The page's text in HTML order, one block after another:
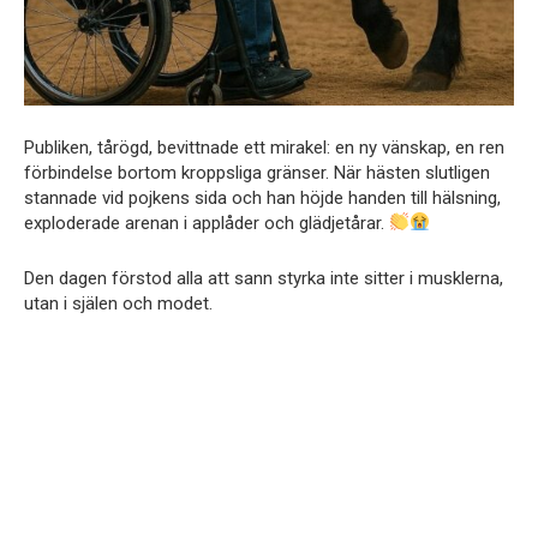
Publiken, tårögd, bevittnade ett mirakel: en ny vänskap, en ren
förbindelse bortom kroppsliga gränser. När hästen slutligen
stannade vid pojkens sida och han höjde handen till hälsning,
exploderade arenan i applåder och glädjetårar.
Den dagen förstod alla att sann styrka inte sitter i musklerna,
utan i själen och modet.